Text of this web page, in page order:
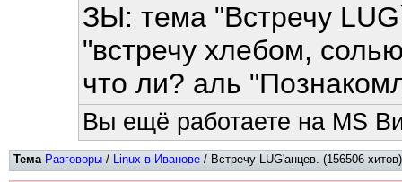
ЗЫ: тема "Встречу
"встречу хлебом,
что ли? аль
Вы ещё работаете на MS
Тема Разговоры / Linux в Иванове / Встречу LUG'анцев. (156506 хитов)